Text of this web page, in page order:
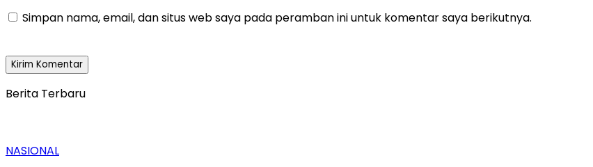
Simpan nama, email, dan situs web saya pada peramban ini untuk komentar saya berikutnya.
Berita Terbaru
NASIONAL